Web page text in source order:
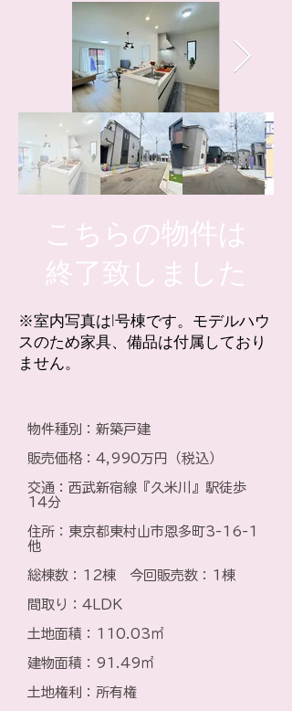
こちらの物件は
​終了致しました
※室内写真はI号棟です。モデルハウ
スのため家具、備品は付属しており
ません。
物件種別：新築戸建
​販売価格：4,990万円（税込）
​交通：西武新宿線『久米川』駅徒歩
14分
住所：東京都東村山市恩多町3-16-1
他
総棟数：12棟 今回販売数：1棟
間取り：4LDK
土地面積：110.03㎡
建物面積：91.49㎡
土地権利：所有権